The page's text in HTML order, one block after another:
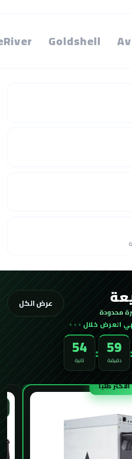
Goldshell
محدودة
العرض خلال
59
دقيقة :
52
ثانية
عرض الكل
الأكثر طلباً